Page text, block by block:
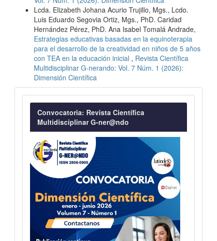
Lcda. Elizabeth Johana Acurio Trujillo, Mgs., Lcdo.
Luis Eduardo Segovia Ortiz, Mgs., PhD. Caridad
Hernández Pérez, PhD. Ana Isabel Tomalá Andrade,
Estrategias educativas basadas en la equinoterapia
para el desarrollo de la creatividad en niños de 5 años
con TEA en la educación inicial , Revista Científica
Multidisciplinar G-nerando: Vol. 7 Núm. 1 (2026):
Dimensión Científica
Convocatoria
Convocatoria: Revista Científica
Multidisciplinar G-ner@ndo